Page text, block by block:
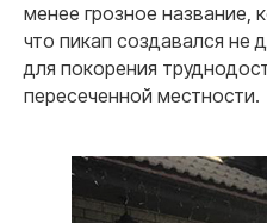
менее грозное название,
что пикап создавался не
для покорения
пересеченной местности.